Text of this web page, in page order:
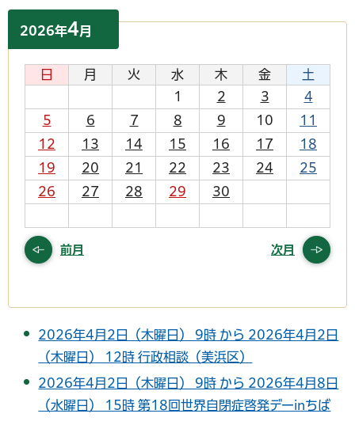
2026年4月
日 月 火 水 木 金
土
1
2 3
4
5
6 7 8 9 10
11
12
13 14 15 16 17
18
19
20 21 22 23 24
25
26
27 28 29 30
前月 次月
2026年4月2日（木曜日） 9時 から 2026年4月2日
（木曜日） 12時 行政相談（美浜区）
2026年4月2日（木曜日） 9時 から 2026年4月8日
（水曜日） 15時 第18回世界自閉症啓発デーinちば